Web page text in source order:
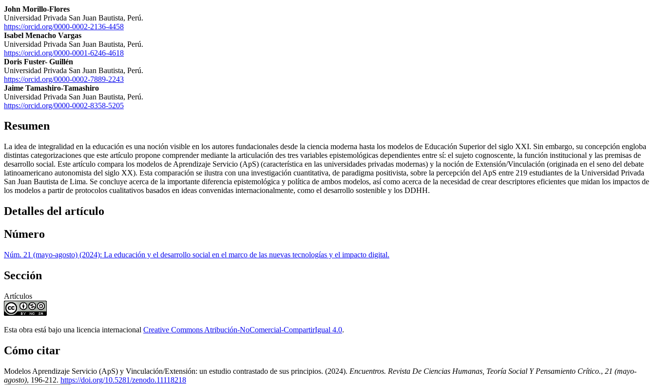
John Morillo-Flores
Universidad Privada San Juan Bautista, Perú.
https://orcid.org/0000-0002-2136-4458
Isabel Menacho Vargas
Universidad Privada San Juan Bautista, Perú.
https://orcid.org/0000-0001-6246-4618
Doris Fuster- Guillén
Universidad Privada San Juan Bautista, Perú.
https://orcid.org/0000-0002-7889-2243
Jaime Tamashiro-Tamashiro
Universidad Privada San Juan Bautista, Perú.
https://orcid.org/0000-0002-8358-5205
Resumen
La idea de integralidad en la educación es una noción visible en los autores fundacionales desde la ciencia moderna hasta los modelos de Educación Superior del siglo XXI. Sin embargo, su concepción engloba
distintas categorizaciones que este artículo propone comprender mediante la articulación des tres variables epistemológicas dependientes entre sí: el sujeto cognoscente, la función institucional y las premisas de
desarrollo social. Este artículo compara los modelos de Aprendizaje Servicio (ApS) (característica en las universidades privadas modernas) y la noción de Extensión/Vinculación (originada en el seno del debate
latinoamericano autonomista del siglo XX). Esta comparación se ilustra con una investigación cuantitativa, de paradigma positivista, sobre la percepción del ApS entre 219 estudiantes de la Universidad Privada
San Juan Bautista de Lima. Se concluye acerca de la importante diferencia epistemológica y política de ambos modelos, así como acerca de la necesidad de crear descriptores eficientes que midan los impactos de
los modelos a partir de protocolos cualitativos basados en ideas convenidas internacionalmente, como el desarrollo sostenible y los DDHH.
Detalles del artículo
Número
Núm. 21 (mayo-agosto) (2024): La educación y el desarrollo social en el marco de las nuevas tecnologías y el impacto digital.
Sección
Artículos
Esta obra está bajo una licencia internacional Creative Commons Atribución-NoComercial-CompartirIgual 4.0.
Cómo citar
Modelos Aprendizaje Servicio (ApS) y Vinculación/Extensión: un estudio contrastado de sus principios. (2024). Encuentros. Revista De Ciencias Humanas, Teoría Social Y Pensamiento Crítico., 21 (mayo-
agosto), 196-212. https://doi.org/10.5281/zenodo.11118218